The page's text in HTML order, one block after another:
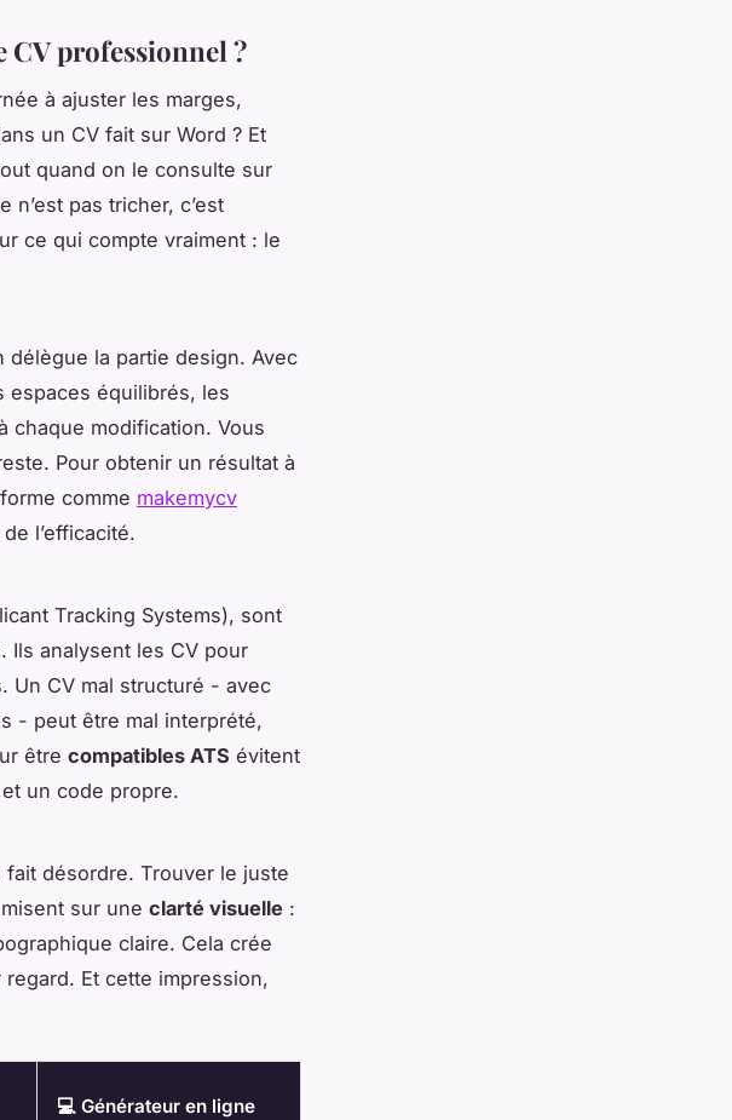
CV professionnel ?
à ajuster les marges,
un CV fait sur Word ? Et
quand on le consulte sur
pas tricher, c’est
ce qui compte vraiment : le
la partie design. Avec
espaces équilibrés, les
chaque modification. Vous
Pour obtenir un résultat à
comme makemycv
l’efficacité.
Tracking Systems), sont
Ils analysent les CV pour
Un CV mal structuré - avec
- peut être mal interprété,
être compatibles ATS évitent
un code propre.
désordre. Trouver le juste
sur une clarté visuelle :
claire. Cela crée
Et cette impression,
💻 Générateur en ligne